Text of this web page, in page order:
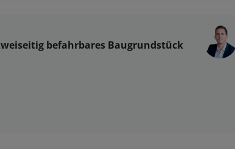
befahrbares Baugrundstück